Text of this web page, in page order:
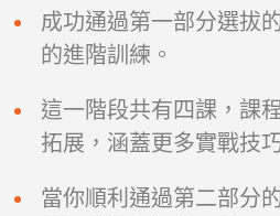
成功通過第一部分選拔
的進階訓練。
這一階段共有四課，課
拓展，涵蓋更多實戰技
當你順利通過第二部分